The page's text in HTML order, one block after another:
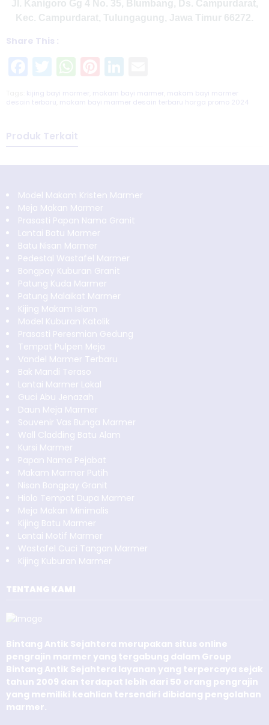
Jl. Kanigoro Gg 4 No. 35, Blumbang, Ds. Campurdarat,
Kec. Campurdarat, Tulungagung, Jawa Timur 66272.
Share This :
Facebook
Twitter
WhatsApp
Pinterest
kijing bayi marmer makam bayi marmer makam bayi marmer
desain terbaru
makam bayi marmer desain terbaru harga promo 2024
Produk Terkait
Model Makam Kristen Marmer
Meja Makan Marmer
Prasasti Papan Nama Granit
Lantai Batu Marmer
Batu Nisan Marmer
Pedestal Wastafel Marmer
Bongpay Kuburan Granit
Patung Kuda Marmer
Patung Malaikat Marmer
Kijing Makam Islam
Model Kuburan Katolik
Prasasti Peresmian Gedung
Tempat Pulpen Meja
Vandel Marmer Terbaru
Bak Mandi Teraso
Lantai Marmer Lokal
Guci Abu Jenazah
Daun Meja Marmer
Souvenir Vas Bunga Marmer
Wall Cladding Batu Alam
Kursi Marmer
Papan Nama Pejabat
Makam Marmer Putih
Nisan Bongpay Granit
Hiolo Tempat Dupa Marmer
Meja Makan Minimalis
Kijing Batu Marmer
Lantai Motif Marmer
Wastafel Cuci Tangan Marmer
Kijing Kuburan Marmer
TENTANG KAMI
Bintang Antik Sejahtera merupakan situs online
pengrajin marmer yang tergabung dalam Group
Bintang Antik Sejahtera layanan yang terpercaya sejak
tahun 2009 dan terdapat lebih dari 50 orang pengrajin
yang memiliki keahlian tersendiri dibidang pengolahan
marmer.